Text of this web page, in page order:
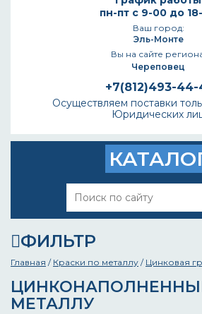
пн-пт с 9-00 до
Ваш город:
Эль-Монте
Вы на сайте
Череповец
+7(812)493-44-
Осуществляем поставки
Юридических
ФИЛЬТР
Главная / Краски по металлу / Цинковая
МЕТАЛЛУ